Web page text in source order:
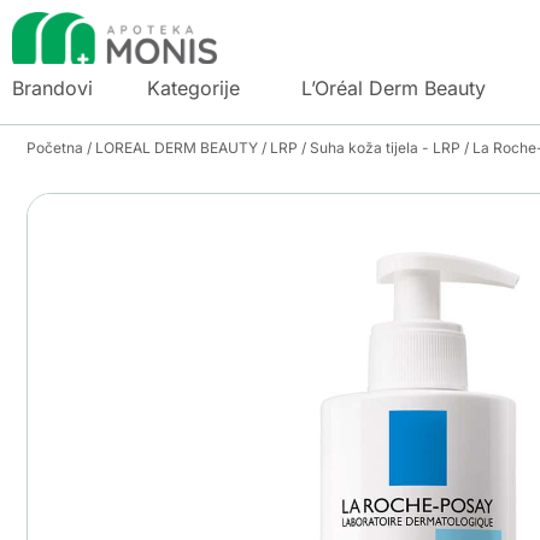
Brandovi Kategorije L’Oréal Derm Beauty
Početna / LOREAL DERM BEAUTY / LRP / Suha koža tijela - LRP / La